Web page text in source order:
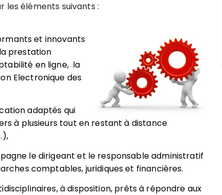
les éléments suivants :
et innovants
prestation
en ligne, la
Electronique des
adaptés qui
à plusieurs tout en restant à distance
le dirigeant et le responsable administratif
comptables, juridiques et financières.
à disposition, prêts à répondre aux